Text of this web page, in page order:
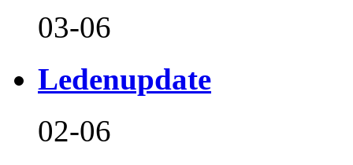
03-06
Ledenupdate
02-06